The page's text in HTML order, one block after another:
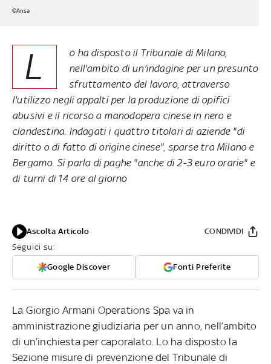
©Ansa
L
o ha disposto il Tribunale di Milano,
nell'ambito di un'indagine per un presunto
sfruttamento del lavoro, attraverso
l'utilizzo negli appalti per la produzione di opifici
abusivi e il ricorso a manodopera cinese in nero e
clandestina. Indagati i quattro titolari di aziende "di
diritto o di fatto di origine cinese", sparse tra Milano e
Bergamo. Si parla di paghe "anche di 2-3 euro orarie" e
di turni di 14 ore al giorno
Ascolta Articolo
Seguici su:
Google Discover Fonti Preferite
CONDIVIDI
La Giorgio Armani Operations Spa va in
amministrazione giudiziaria per un anno, nell’ambito
di un’inchiesta per caporalato. Lo ha disposto la
Sezione misure di prevenzione del Tribunale di